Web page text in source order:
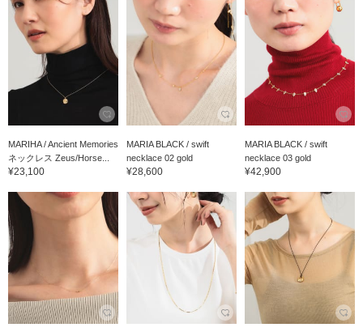
MARIHA / Ancient Memories
ネックレス Zeus/Horse...
¥23,100
MARIA BLACK / swift
necklace 02 gold
¥28,600
MARIA BLACK / swift
necklace 03 gold
¥42,900